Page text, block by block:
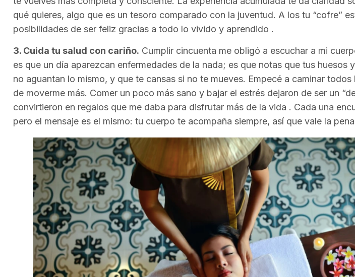
qué quieres, algo que es un tesoro comparado con la juventud. A los tu “cofre”
posibilidades de ser feliz gracias a todo lo vivido y aprendido .
3. Cuida tu salud con cariño. Cumplir cincuenta me obligó a escuchar a mi
es que un día aparezcan enfermedades de la nada; es que notas que tus huesos
no aguantan lo mismo, y que te cansas si no te mueves. Empecé a caminar
de moverme más. Comer un poco más sano y bajar el estrés dejaron de ser un
convirtieron en regalos que me daba para disfrutar más de la vida . Cada una
pero el mensaje es el mismo: tu cuerpo te acompaña siempre, así que vale la